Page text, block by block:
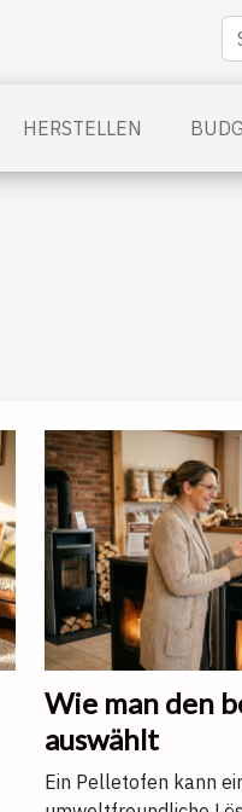
HERSTELLEN
Wie man den
auswählt
Ein Pelletofen kann